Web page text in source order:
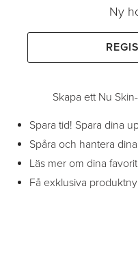
Ny
Skapa ett Nu
Spara tid! Spara dina
Spåra och hantera
Läs mer om dina
Få exklusiva